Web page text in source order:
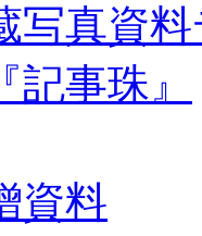
写真資
事珠』
資料